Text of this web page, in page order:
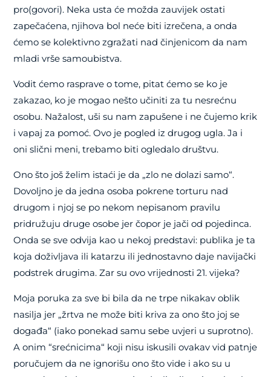
pro(govori). Neka usta će možda zauvijek ostati
zapečaćena, njihova bol neće biti izrečena, a onda
ćemo se kolektivno zgražati nad činjenicom da nam
mladi vrše samoubistva.
Vodit ćemo rasprave o tome, pitat ćemo se ko je
zakazao, ko je mogao nešto učiniti za tu nesrećnu
osobu. Nažalost, uši su nam zapušene i ne čujemo krik
i vapaj za pomoć. Ovo je pogled iz drugog ugla. Ja i
oni slični meni, trebamo biti ogledalo društvu.
Ono što još želim istaći je da „zlo ne dolazi samo“.
Dovoljno je da jedna osoba pokrene torturu nad
drugom i njoj se po nekom nepisanom pravilu
pridružuju druge osobe jer čopor je jači od pojedinca.
Onda se sve odvija kao u nekoj predstavi: publika je ta
koja doživljava ili katarzu ili jednostavno daje navijački
podstrek drugima. Zar su ovo vrijednosti 21. vijeka?
Moja poruka za sve bi bila da ne trpe nikakav oblik
nasilja jer „žrtva ne može biti kriva za ono što joj se
događa“ (iako ponekad samu sebe uvjeri u suprotno).
A onim “srećnicima“ koji nisu iskusili ovakav vid patnje
poručujem da ne ignorišu ono što vide i ako su u